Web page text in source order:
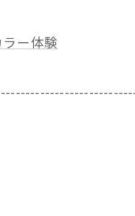
ー体験